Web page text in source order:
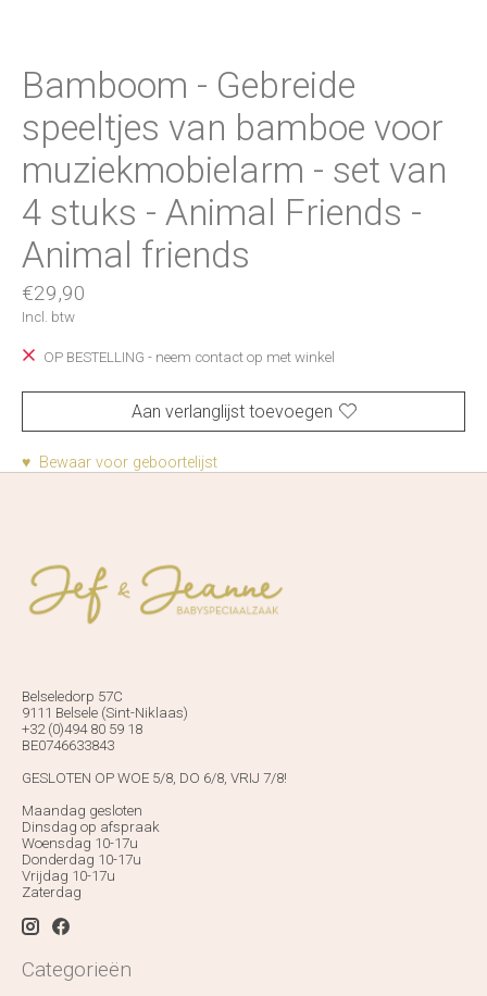
Bamboom - Gebreide
speeltjes van bamboe voor
muziekmobielarm - set van
4 stuks - Animal Friends -
Animal friends
€29,90
Incl. btw
OP BESTELLING - neem contact op met winkel
Aan verlanglijst toevoegen
♥ Bewaar voor geboortelijst
Belseledorp 57C
9111 Belsele (Sint-Niklaas)
+32 (0)494 80 59 18
BE0746633843
GESLOTEN OP WOE 5/8, DO 6/8, VRIJ 7/8!
Maandag gesloten
Dinsdag op afspraak
Woensdag 10-17u
Donderdag 10-17u
Vrijdag 10-17u
Zaterdag
Categorieën